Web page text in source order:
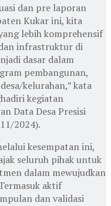
dan pre laporan
Kukar ini, kita
lebih komprehensif
infrastruktur di
dasar dalam
pembangunan,
kelurahan,” kata
kegiatan
Data Desa Presisi
2024).
kesempatan ini,
seluruh pihak untuk
dalam mewujudkan
aktif
dan validasi